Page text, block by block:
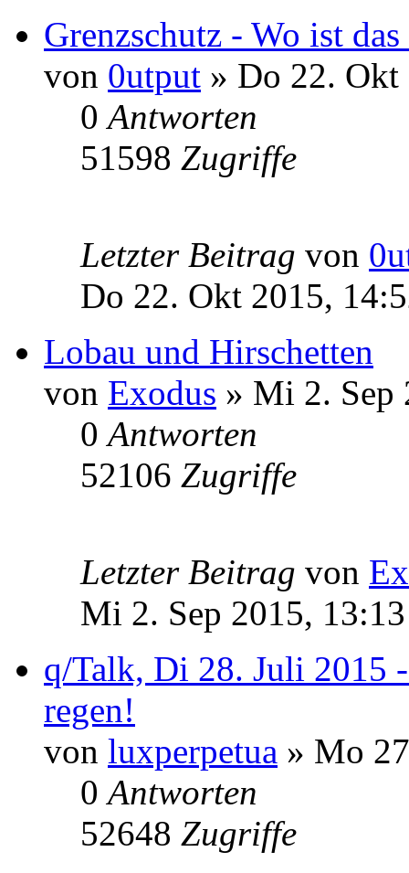
Grenzschutz - Wo ist das
von 0utput » Do 22.
0Antworten
51598 Zugriffe
Letzter Beitrag von
Do 22. Okt 2015,
Lobau und Hirschetten
von Exodus » Mi 2. Sep
0Antworten
52106 Zugriffe
Letzter Beitrag von
Mi 2. Sep 2015, 13:13
q/Talk, Di 28. Juli 2015
regen!
von luxperpetua » Mo
0Antworten
52648 Zugriffe